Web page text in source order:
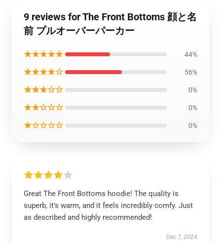
9 reviews for The Front Bottoms 顔と名
前 プルオーバーパーカー
★★★★★ 44%
★★★★☆ 56%
★★★☆☆ 0%
★★☆☆☆ 0%
★☆☆☆☆ 0%
Great The Front Bottoms hoodie! The quality is
superb, it’s warm, and it feels incredibly comfy. Just
as described and highly recommended!
Dec 7, 2024